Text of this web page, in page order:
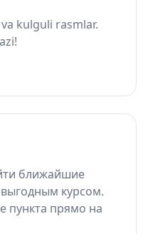
kulguli rasmlar.
ближайшие
курсом.
пункта прямо на